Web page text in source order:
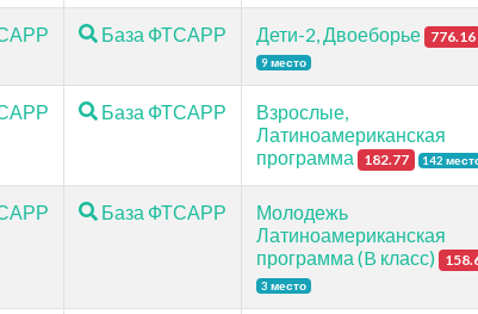
База ФТСАРР Дети-2, Двоеборье 776.16
9 место
База ФТСАРР
Взрослые,
Латиноамериканская
программа
182.77 142
База ФТСАРР
Молодежь
Латиноамериканская
программа (B класс)
3 место